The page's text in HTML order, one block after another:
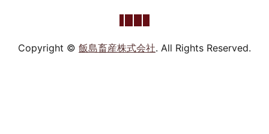
Copyright © 飯島畜産株式会社. All Rights Reserved.